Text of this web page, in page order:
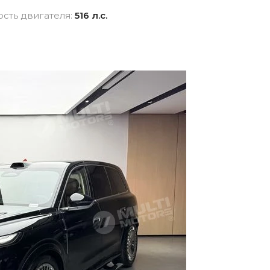
для
в
все
Показать все
двигателя: 516 л.с.